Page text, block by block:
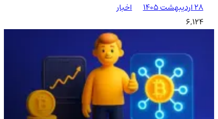
۲۸ اردیبهشت ۱۴۰۵
اخبار
6,124